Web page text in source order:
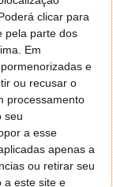
clicar para
pela parte dos
Em
e
ou recusar o
processamento
seu
a esse
apenas a
ou retirar seu
a este site e
for segue por mail
maneira,
o botão direito do
Menu ‘Iniciar’
no separador